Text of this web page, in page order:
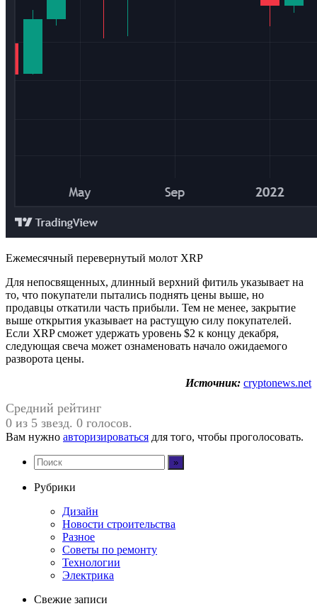
Ежемесячный перевернутый молот XRP
Для непосвященных, длинный верхний фитиль указывает на
то, что покупатели пытались поднять цены выше, но
продавцы откатили часть прибыли. Тем не менее, закрытие
выше открытия указывает на растущую силу покупателей.
Если XRP сможет удержать уровень $2 к концу декабря,
следующая свеча может ознаменовать начало ожидаемого
разворота цены.
Источник: cryptonews.net
Средний рейтинг
0 из 5 звезд. 0 голосов.
Вам нужно авторизироваться для того, чтобы проголосовать.
Рубрики
Дизайн
Новости строительства
Разное
Советы по ремонту
Технологии
Электрика
Свежие записи